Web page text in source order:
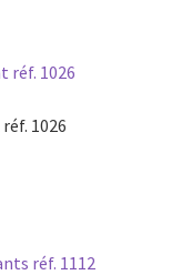
1026